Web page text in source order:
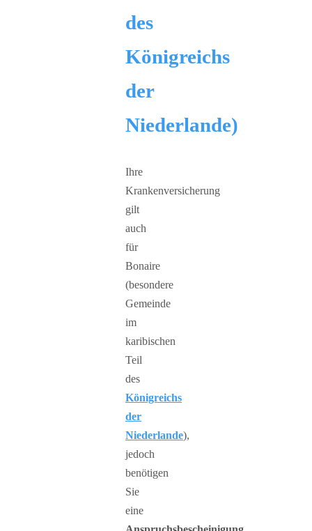
des
Königreichs
der
Niederlande)
Ihre
Krankenversicherung
gilt
auch
für
Bonaire
(besondere
Gemeinde
im
karibischen
Teil
des
Königreichs
der
Niederlande),
jedoch
benötigen
Sie
eine